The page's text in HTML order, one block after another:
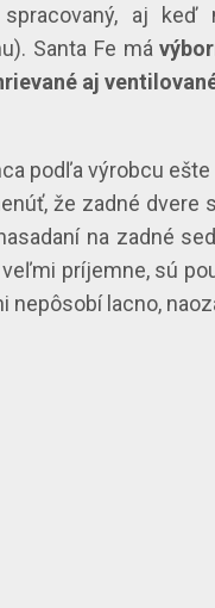
aj keď
Santa Fe má
aj
podľa výrobcu
že zadné dvere
na zadné
príjemne, sú
nepôsobí lacno,